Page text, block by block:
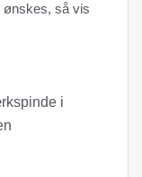
ønskes, så vis
i